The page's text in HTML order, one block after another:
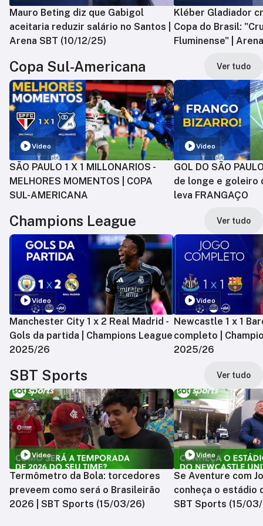
Mauro Beting diz que Gabigol
aceitaria reduzir salário no Santos |
Arena SBT (10/12/25)
Kléber Gladiador
Copa do Brasil:
Fluminense" |
Copa Sul-Americana Ver tudo
Vídeo
SÃO PAULO 1 X 1 MILLONARIOS -
MELHORES MOMENTOS | COPA
SUL-AMERICANA
Vídeo
GOL DO SÃO
de longe e goleiro
leva FRANGAÇO
Champions League Ver tudo
Vídeo
Manchester City 1 x 2 Real Madrid -
Gols da partida | Champions League
2025/26
Vídeo
Newcastle 1 x 1
completo |
2025/26
SBT Sports Ver tudo
Vídeo
Termômetro da Bola: torcedores
preveem como será o Brasileirão
2026 | SBT Sports (15/03/26)
Vídeo
Se Aventure com
conheça o estádio
SBT Sports (15/